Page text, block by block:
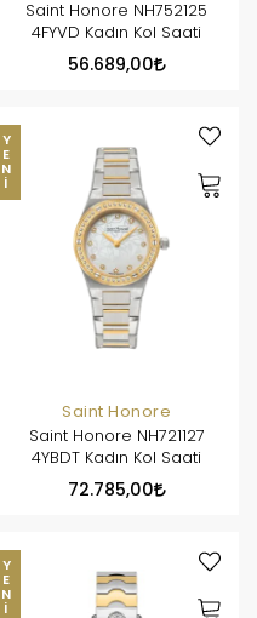
Saint Honore NH752125
4FYVD Kadın Kol Saati
56.689,00
YENI
Saint Honore
Saint Honore NH721127
4YBDT Kadın Kol Saati
72.785,00
YENI